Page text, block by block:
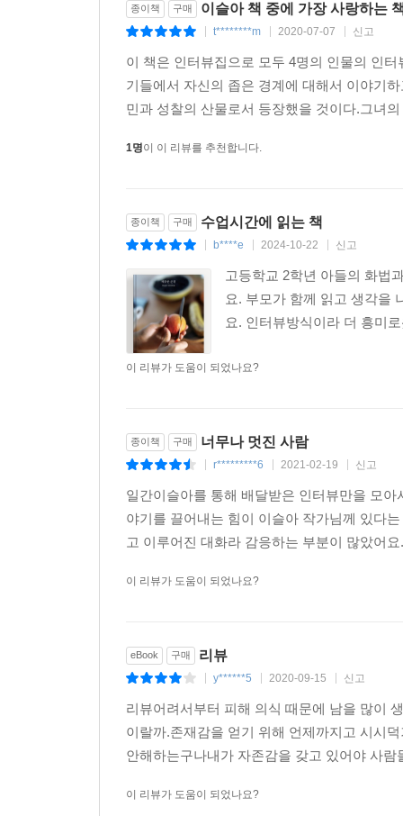
종이책 구매 이슬아 책 중에 가장 사랑하는
t********m 2020-07-07 신고
이 책은 인터뷰집으로 모두 4명의 인물의 인
기들에서 자신의 좁은 경계에 대해서 이야기
민과 성찰의 산물로서 등장했을 것이다.그녀
1명이 이 리뷰를 추천합니다.
종이책 구매 수업시간에 읽는 책
b****e 2024-10-22 신고
고등학교 2학년 아들의 화법
요. 부모가 함께 읽고 생각을
요. 인터뷰방식이라 더 흥미
이 리뷰가 도움이 되었나요?
종이책 구매 너무나 멋진 사람
r*********6 2021-02-19 신고
일간이슬아를 통해 배달받은 인터뷰만을 모
야기를 끌어내는 힘이 이슬아 작가님께 있다
고 이루어진 대화라 감응하는 부분이 많았어
이 리뷰가 도움이 되었나요?
eBook 구매 리뷰
y******5 2020-09-15 신고
리뷰어려서부터 피해 의식 때문에 남을 많이
이랄까.존재감을 얻기 위해 언제까지고 시시
안해하는구나내가 자존감을 갖고 있어야 사
이 리뷰가 도움이 되었나요?